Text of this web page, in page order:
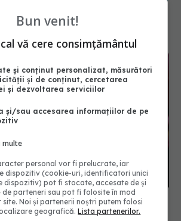
lung al COVID-19: Simptome
asupra calității vieții
19 rămâne un mister. Ce ascunde
de fapt, în Wuhan
Bun venit!
vă cere consimțământul
și conținut personalizat, măsurători
și de conținut, cercetarea
și dezvoltarea serviciilor
și/sau accesarea informațiilor de pe
multe
personal vor fi prelucrate, iar
dispozitiv (cookie-uri, identificatori unici
dispozitiv) pot fi stocate, accesate de și
de parteneri sau pot fi folosite în mod
site. Noi și partenerii noștri putem folosi
geografică.Lista partenerilor.